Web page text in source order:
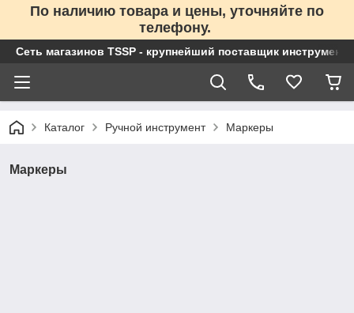
По наличию товара и цены, уточняйте по
телефону.
Сеть магазинов TSSP - крупнейший поставщик
Каталог Ручной инструмент Маркеры
Маркеры